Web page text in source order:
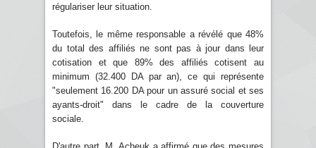
régulariser leur situation.
Toutefois, le même responsable a révélé que 48%
du total des affiliés ne sont pas à jour dans leur
cotisation et que 89% des affiliés cotisent au
minimum (32.400 DA par an), ce qui représente
"seulement 16.200 DA pour un assuré social et ses
ayants-droit" dans le cadre de la couverture
sociale.